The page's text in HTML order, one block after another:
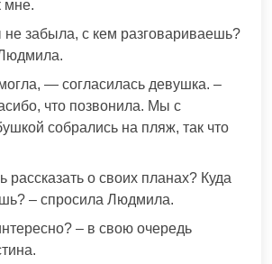
мне.
забыла, с кем разговариваешь?
— согласилась девушка. –
что позвонила. Мы с
собрались на пляж, так что
о своих планах? Куда
– спросила Людмила.
– в свою очередь